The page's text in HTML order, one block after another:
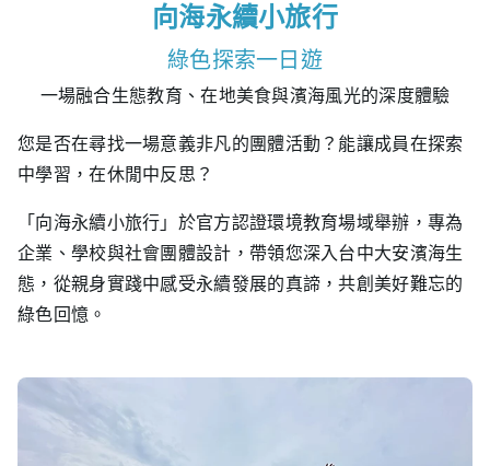
向海永續小旅行
綠色探索一日遊
一場融合生態教育、在地美食與濱海風光的深度體驗
您是否在尋找一場意義非凡的團體活動？能讓成員在探索
中學習，在休閒中反思？
「向海永續小旅行」於官方認證環境教育場域舉辦，專為
企業、學校與社會團體設計，帶領您深入台中大安濱海生
態，從親身實踐中感受永續發展的真諦，共創美好難忘的
綠色回憶。